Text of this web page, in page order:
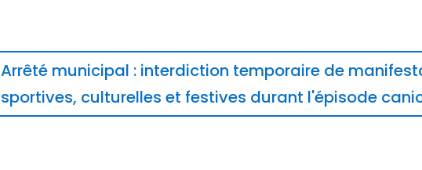
Arrêté municipal : interdiction temporaire de
sportives, culturelles et festives durant l'épisode